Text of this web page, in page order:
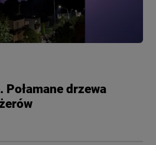
Połamane drzewa